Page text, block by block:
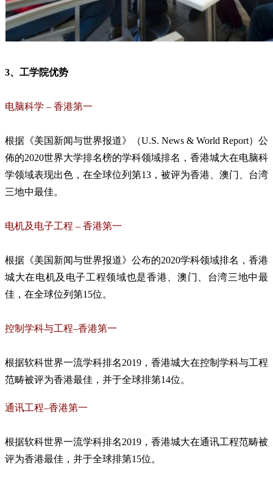
3、工学院优势
电脑科学 – 香港第一
根据《美国新闻与世界报道》（U.S. News & World Report）公
佈的2020世界大学排名榜的学科领域排名，香港城大在电脑科
学领域表现出色，在全球位列第13，被评为香港、澳门、台湾
三地中最佳。
电机及电子工程 – 香港第一
根据《美国新闻与世界报道》公布的2020学科领域排名，香港
城大在电机及电子工程领域也是香港、澳门、台湾三地中最
佳，在全球位列第15位。
控制学科与工程–香港第一
根据软科世界一流学科排名2019，香港城大在控制学科与工程
范畴被评为香港最佳，并于全球排第14位。
通讯工程–香港第一
根据软科世界一流学科排名2019，香港城大在通讯工程范畴被
评为香港最佳，并于全球排第15位。